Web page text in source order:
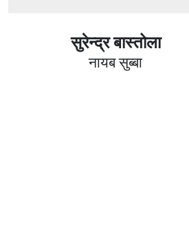
सुरेन्द्र बास्तोला
नायब सुब्बा